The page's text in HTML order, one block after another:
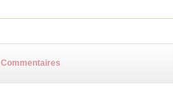
Commentaires